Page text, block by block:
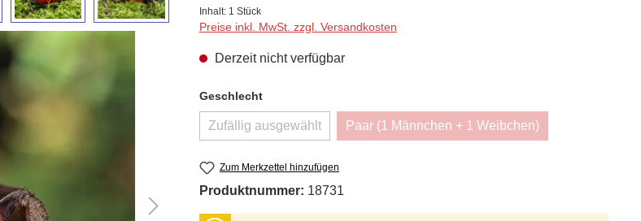
Inhalt: 1 Stück
Preise inkl. MwSt. zzgl. Versandkosten
Derzeit nicht verfügbar
Geschlechtauswählen
Zufällig ausgewählt
(Diese Option ist zurzeit nicht verfügbar.)
Paar (1 Männchen + 1 Weibchen)
(Diese Option ist zurzeit nicht
Zum Merkzettel hinzufügen
Produktnummer: 18731